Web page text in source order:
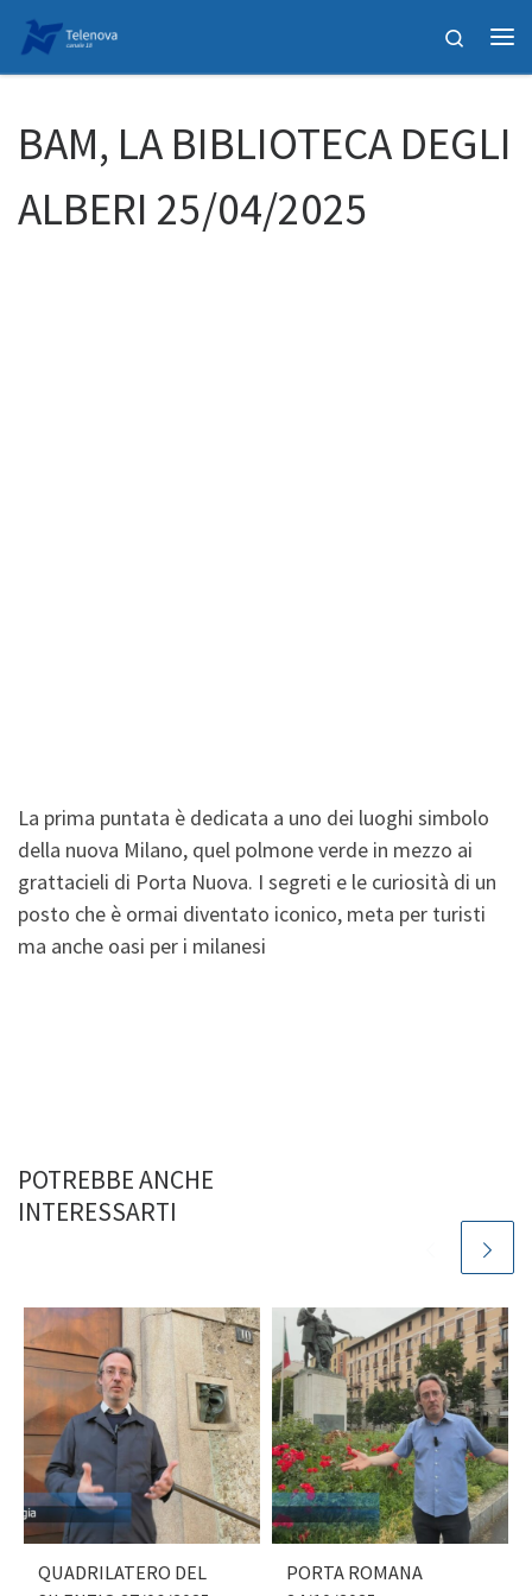
Passa al contenuto
Search
BAM, LA BIBLIOTECA DEGLI
ALBERI 25/04/2025
La prima puntata è dedicata a uno dei luoghi simbolo
della nuova Milano, quel polmone verde in mezzo ai
grattacieli di Porta Nuova. I segreti e le curiosità di un
posto che è ormai diventato iconico, meta per turisti
ma anche oasi per i milanesi
POTREBBE ANCHE
INTERESSARTI
QUADRILATERO DEL
PORTA ROMANA